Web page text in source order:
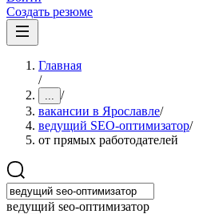
Создать резюме
Главная
/
... /
вакансии в Ярославле/
ведущий SEO-оптимизатор/
от прямых работодателей
ведущий seo-оптимизатор